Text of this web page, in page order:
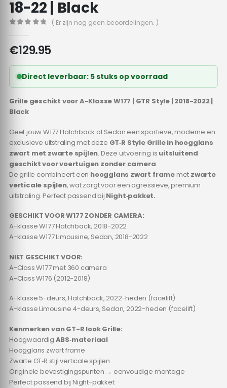
18-22 | Black
( Er zijn nog geen beoordelingen. )
€129.95
Direct leverbaar: 5 stuks op voorraad
Grille geschikt voor A-Klasse W177 | GTR Style | 2018-2022 |
Black
Geef jouw W177 Hatchback of Sedan een sportieve, moderne en
exclusieve uitstraling met deze GT‑R Style Grille in hoogglans
zwart met zwarte spijlen. Deze uitvoering is uitsluitend
geschikt voor voertuigen zonder camera.
De grille combineert een hoogglans zwart framemet zwarte
verticale spijlen, wat zorgt voor een agressieve, premium
uitstraling. Perfect passend bij Night‑pakket.
GESCHIKT VOOR W177 ZONDER CAMERA:
A-klasse W177 Hatchback, 2018-2022
A-klasse W177 Limousine, Sedan, 2018-2022
NIET GESCHIKT VOOR:
A-Class W177 met 360 camera
A-Class W176 (2012-2018)
A-klasse 5-deurs, Hatchback, 2022-heden (facelift)
A-klasse Limousine 4-deurs, Sedan, 2022-heden (facelift)
Kenmerken van GT-R look Grille:
Hoogwaardig ABS‑materiaal
Hoogglans zwart frame
Zwarte GT‑R stijl verticale spijlen
Originele bevestigingspunten → eenvoudige montage
Perfect passend bij Night-pakket